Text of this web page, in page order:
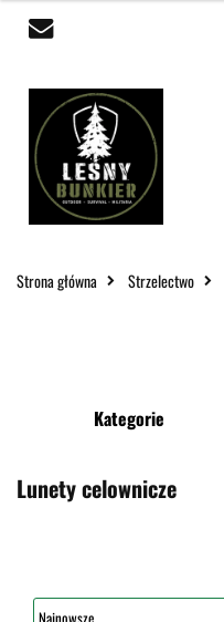
Strona główna Strzelectwo
Kategorie
Lunety celownicze